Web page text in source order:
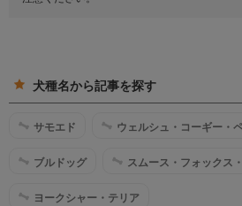
犬種名から記事を探す
サモエド ウェルシュ・コーギー・
ブルドッグ スムース・フォックス
ヨークシャー・テリア